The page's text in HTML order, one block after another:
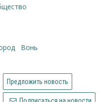
вонь
Предложить новость